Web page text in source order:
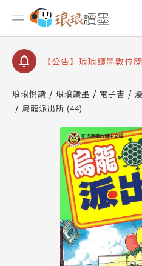
【公告】琅琅書店服務
查詢
【公告】因 Readmoo
【公告】琅琅讀墨數位
【公告】琅琅讀墨 3 分
請圖文教學
【公告】琅琅書店服務
【公告】因 Readmoo
停部分閱讀服務
琅琅悅讀 琅琅讀墨 電子書
烏龍派出所 (44)